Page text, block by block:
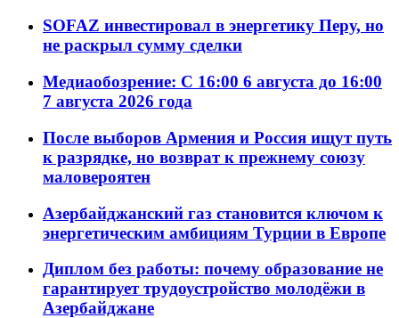
SOFAZ инвестировал в энергетику Перу, но
не раскрыл сумму сделки
Медиаобозрение: С 16:00 6 августа до 16:00
7 августа 2026 года
После выборов Армения и Россия ищут путь
к разрядке, но возврат к прежнему союзу
маловероятен
Азербайджанский газ становится ключом к
энергетическим амбициям Турции в Европе
Диплом без работы: почему образование не
гарантирует трудоустройство молодёжи в
Азербайджане